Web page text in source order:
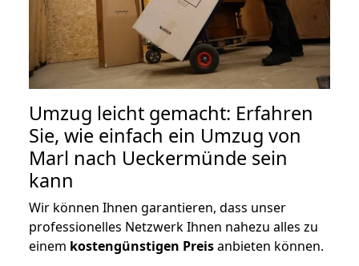
Umzug leicht gemacht: Erfahren
Sie, wie einfach ein Umzug von
Marl nach Ueckermünde sein
kann
Wir können Ihnen garantieren, dass unser
professionelles Netzwerk Ihnen nahezu alles zu
einem kostengünstigen Preisanbieten können.